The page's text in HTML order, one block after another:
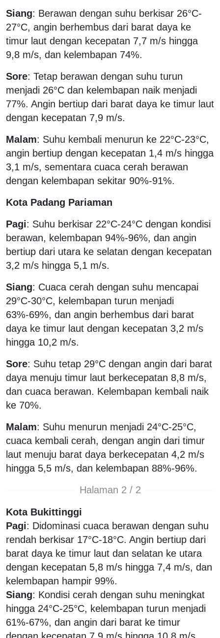
Siang: Berawan dengan suhu berkisar 26°C-
27°C, angin berhembus dari barat daya ke
timur laut dengan kecepatan 7,7 m/s hingga
9,8 m/s, dan kelembapan 74%.
Sore: Tetap berawan dengan suhu turun
menjadi 26°C dan kelembapan naik menjadi
77%. Angin bertiup dari barat daya ke timur laut
dengan kecepatan 7,9 m/s.
Malam: Suhu kembali menurun ke 22°C-23°C,
angin bertiup dengan kecepatan 1,4 m/s hingga
3,1 m/s, sementara cuaca cerah berawan
dengan kelembapan sekitar 90%-91%.
Kota Padang Pariaman
Pagi: Suhu berkisar 22°C-24°C dengan kondisi
berawan, kelembapan 94%-96%, dan angin
bertiup dari utara ke selatan dengan kecepatan
3,2 m/s hingga 5,1 m/s.
Siang: Cuaca cerah dengan suhu mencapai
29°C-30°C, kelembapan turun menjadi
63%-69%, dan angin berhembus dari barat
daya ke timur laut dengan kecepatan 3,2 m/s
hingga 10,2 m/s.
Sore: Suhu tetap 29°C dengan angin dari barat
daya menuju timur laut berkecepatan 8,8 m/s,
dan cuaca berawan. Kelembapan kembali naik
ke 70%.
Malam: Suhu menurun menjadi 24°C-25°C,
cuaca kembali cerah, dengan angin dari timur
laut menuju barat daya berkecepatan 4,2 m/s
hingga 5,5 m/s, dan kelembapan 88%-96%.
Halaman 2 / 2
Kota Bukittinggi
Pagi: Didominasi cuaca berawan dengan suhu
rendah berkisar 17°C-18°C. Angin bertiup dari
barat daya ke timur laut dan selatan ke utara
dengan kecepatan 5,8 m/s hingga 7,4 m/s, dan
kelembapan hampir 99%.
Siang: Kondisi cerah dengan suhu meningkat
hingga 24°C-25°C, kelembapan turun menjadi
61%-67%, dan angin dari barat ke timur